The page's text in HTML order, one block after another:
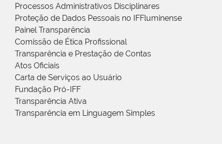
Processos Administrativos Disciplinares
Proteção de Dados Pessoais no IFFluminense
Painel Transparência
Comissão de Ética Profissional
Transparência e Prestação de Contas
Atos Oficiais
Carta de Serviços ao Usuário
Fundação Pró-IFF
Transparência Ativa
Transparência em Linguagem Simples